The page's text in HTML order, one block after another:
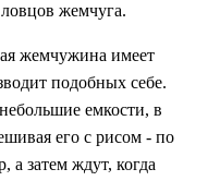
жемчуга.
жемчужина имеет
подобных себе.
емкости, в
его с рисом - по
а затем ждут, когда